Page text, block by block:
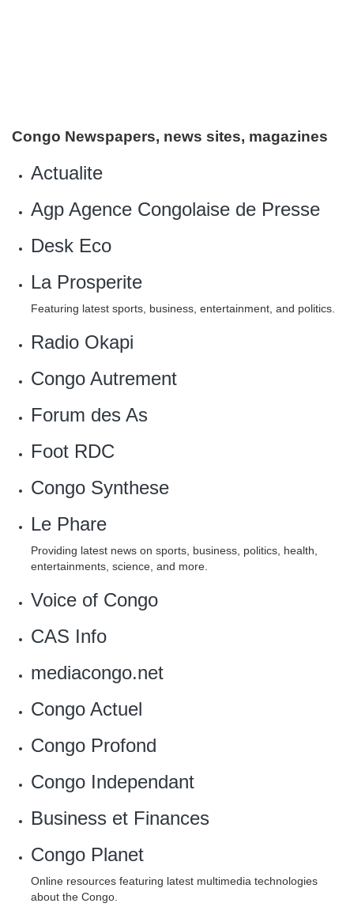
Congo Newspapers, news sites, magazines
‎Actualite
Agp Agence Congolaise de Presse
‎Desk Eco
La Prosperite
Featuring latest sports, business, entertainment, and politics.
Radio Okapi
Congo Autrement
‎Forum des As
Foot RDC
Congo Synthese
Le Phare
Providing latest news on sports, business, politics, health,
entertainments, science, and more.
Voice of Congo
CAS Info
mediacongo.net
‎Congo Actuel
Congo Profond
‎Congo Independant
Business et Finances
Congo Planet
Online resources featuring latest multimedia technologies
about the Congo.